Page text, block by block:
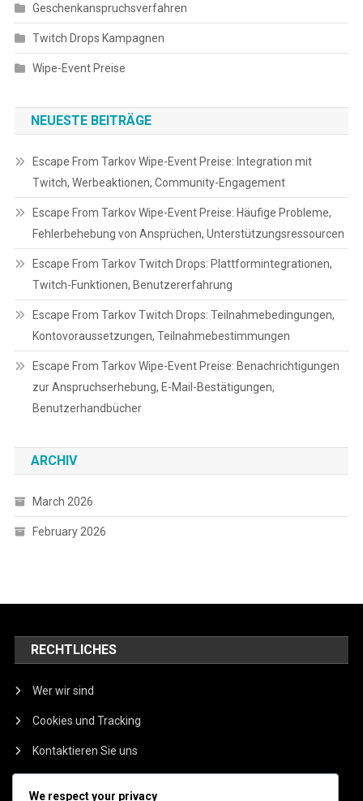
Geschenkanspruchsverfahren
Twitch Drops Kampagnen
Wipe-Event Preise
NEUESTE BEITRÄGE
Escape From Tarkov Wipe-Event Preise: Integration mit
Twitch, Werbeaktionen, Community-Engagement
Escape From Tarkov Wipe-Event Preise: Häufige Probleme,
Fehlerbehebung von Ansprüchen, Unterstützungsressourcen
Escape From Tarkov Twitch Drops: Plattformintegrationen,
Twitch-Funktionen, Benutzererfahrung
Escape From Tarkov Twitch Drops: Teilnahmebedingungen,
Kontovoraussetzungen, Teilnahmebestimmungen
Escape From Tarkov Wipe-Event Preise: Benachrichtigungen
zur Anspruchserhebung, E-Mail-Bestätigungen,
Benutzerhandbücher
ARCHIV
March 2026
February 2026
RECHTLICHES
Wer wir sind
Cookies und Tracking
Kontaktieren Sie uns
We respect your privacy